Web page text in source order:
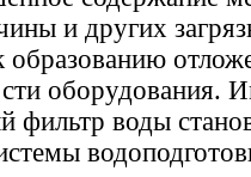
и других
образованию
оборудования.
фильтр воды